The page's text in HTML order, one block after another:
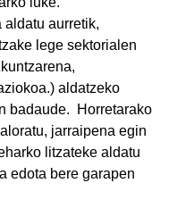
aurretik,
lege sektorialen
aldatzeko
badaude. Horretarako
jarraipena egin
litzateke aldatu
edota bere garapen